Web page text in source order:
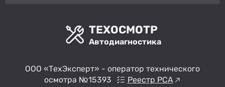
ТЕХОСМОТР
Автодиагностика
ООО «ТехЭксперт» - оператор технического
осмотра №15393
Реестр РСА